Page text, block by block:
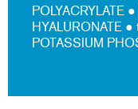
POLYACRYLATE
HYALURONATE
POTASSIUM